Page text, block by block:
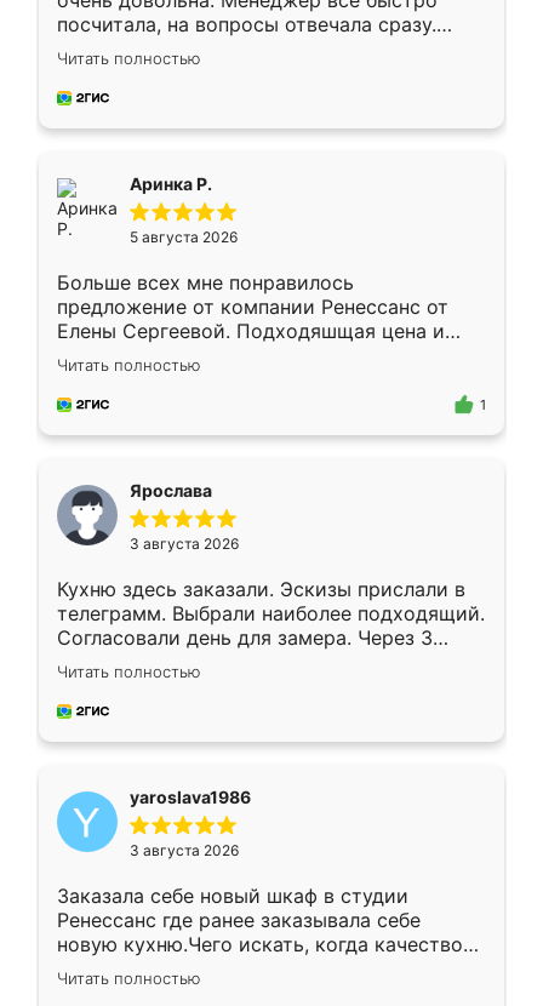
посчитала, на вопросы отвечала сразу.
Замерщик приехал в субботу, подошёл к
делу со всей ответственностью. Собрали
за день, ребята работали аккуратно, даже
Читать полностью
Аринка Р.
5 августа 2026
Больше всех мне понравилось
предложение от компании Ренессанс от
Елены Сергеевой. Подходяшщая цена и
короткие сроки изготовления. Приехавший
для замера сотрудник Владислав
предложил по моему эскизу самый
Читать полностью
1
Ярослава
3 августа 2026
Кухню здесь заказали. Эскизы прислали в
телеграмм. Выбрали наиболее подходящий.
Согласовали день для замера. Через 3
недели кухня была уже готова. Остались
довольны работой. Спасибо Ренессанс
мебель за качественную работу!
Читать полностью
yaroslava1986
3 августа 2026
Заказала себе новый шкаф в студии
Ренессанс где ранее заказывала себе
новую кухню.Чего искать, когда качеством
вполне довольна. Служит кухня уже почти
два года, нареканий нет.
Читать полностью